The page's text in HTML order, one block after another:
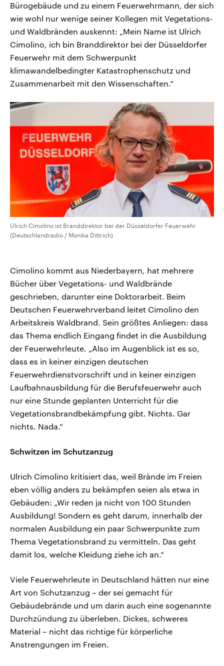
Bürogebäude und zu einem Feuerwehrmann, der sich
wie wohl nur wenige seiner Kollegen mit Vegetations-
und Waldbränden auskennt: „Mein Name ist Ulrich
Cimolino, ich bin Branddirektor bei der Düsseldorfer
Feuerwehr mit dem Schwerpunkt
klimawandelbedingter Katastrophenschutz und
Zusammenarbeit mit den Wissenschaften.“
Ulrich Cimolino ist Branddirektor bei der Düsseldorfer Feuerwehr
(Deutschlandradio / Monika Dittrich)
Cimolino kommt aus Niederbayern, hat mehrere
Bücher über Vegetations- und Waldbrände
geschrieben, darunter eine Doktorarbeit. Beim
Deutschen Feuerwehrverband leitet Cimolino den
Arbeitskreis Waldbrand. Sein größtes Anliegen: dass
das Thema endlich Eingang findet in die Ausbildung
der Feuerwehrleute. „Also im Augenblick ist es so,
dass es in keiner einzigen deutschen
Feuerwehrdienstvorschrift und in keiner einzigen
Laufbahnausbildung für die Berufsfeuerwehr auch
nur eine Stunde geplanten Unterricht für die
Vegetationsbrandbekämpfung gibt. Nichts. Gar
nichts. Nada.“
Schwitzen im Schutzanzug
Ulrich Cimolino kritisiert das, weil Brände im Freien
eben völlig anders zu bekämpfen seien als etwa in
Gebäuden: „Wir reden ja nicht von 100 Stunden
Ausbildung! Sondern es geht darum, innerhalb der
normalen Ausbildung ein paar Schwerpunkte zum
Thema Vegetationsbrand zu vermitteln. Das geht
damit los, welche Kleidung ziehe ich an.“
Viele Feuerwehrleute in Deutschland hätten nur eine
Art von Schutzanzug – der sei gemacht für
Gebäudebrände und um darin auch eine sogenannte
Durchzündung zu überleben. Dickes, schweres
Material – nicht das richtige für körperliche
Anstrengungen im Freien.